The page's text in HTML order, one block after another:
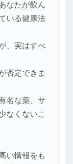
なたが飲ん
いる健康法
、実はすべ
否定できま
名な薬、サ
なくないこ
い情報をも